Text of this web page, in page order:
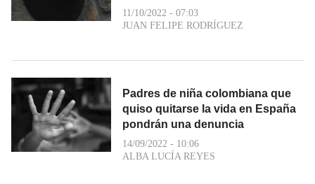
11/10/2022 - 07:03
JUAN FELIPE RODRÍGUEZ
Padres de niña colombiana que
quiso quitarse la vida en España
pondrán una denuncia
14/09/2022 - 10:06
ALBA LUCÍA REYES